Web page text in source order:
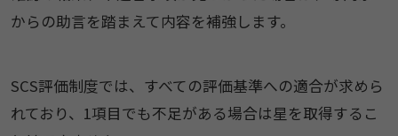
からの助言を踏まえて内容を補強します。
SCS評価制度では、すべての評価基準への適合が求めら
れており、1項目でも不足がある場合は星を取得するこ